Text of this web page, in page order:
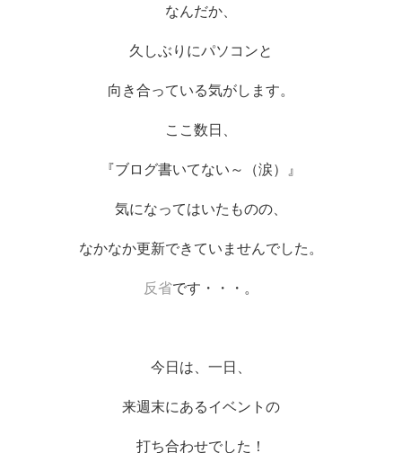
なんだか、
久しぶりにパソコンと
向き合っている気がします。
ここ数日、
『ブログ書いてない～（涙）』
気になってはいたものの、
なかなか更新できていませんでした。
反省です・・・。
今日は、一日、
来週末にあるイベントの
打ち合わせでした！